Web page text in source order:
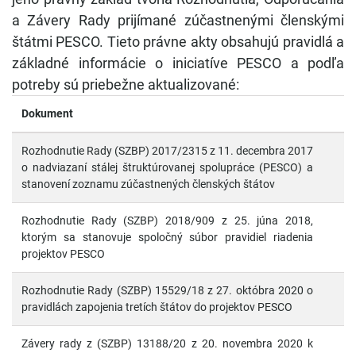
a Závery Rady prijímané zúčastnenými členskými
štátmi PESCO. Tieto právne akty obsahujú pravidlá a
základné informácie o iniciatíve PESCO a podľa
potreby sú priebežne aktualizované:
Dokument
Rozhodnutie Rady (SZBP) 2017/2315 z 11. decembra 2017
o nadviazaní stálej štruktúrovanej spolupráce (PESCO) a
stanovení zoznamu zúčastnených členských štátov
Rozhodnutie Rady (SZBP) 2018/909 z 25. júna 2018,
ktorým sa stanovuje spoločný súbor pravidiel riadenia
projektov PESCO
Rozhodnutie Rady (SZBP) 15529/18 z 27. októbra 2020 o
pravidlách zapojenia tretích štátov do projektov PESCO
Závery rady z (SZBP) 13188/20 z 20. novembra 2020 k